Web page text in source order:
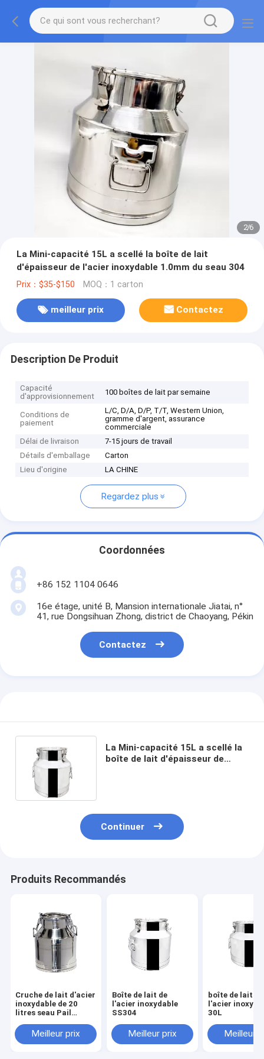
2/6
La Mini-capacité 15L a scellé la boîte de lait
d'épaisseur de l'acier inoxydable 1.0mm du seau 304
Prix：$35-$150 MOQ：1 carton
meilleur prix Contactez
Description De Produit
Capacité
d'approvisionnement
100 boîtes de lait par semaine
Conditions de
paiement
L/C, D/A, D/P, T/T, Western Union,
gramme d'argent, assurance
commerciale
Délai de livraison
7-15 jours de travail
Détails d'emballage
Carton
Lieu d'origine
LA CHINE
Regardez plus
Coordonnées
+86 152 1104 0646
16e étage, unité B, Mansion internationale Jiatai, n°
41, rue Dongsihuan Zhong, district de Chaoyang, Pékin
Contactez
La Mini-capacité 15L a scellé la
boîte de lait d'épaisseur de
Continuer
Produits Recommandés
Cruche de lait d'acier
inoxydable de 20
litres seau Pail
gallonsMeilleur prix
Boîte de lait de
l'acier inoxydable
SS304
Meilleur prix
boîte de lait de
l'acier
30L
Meilleur